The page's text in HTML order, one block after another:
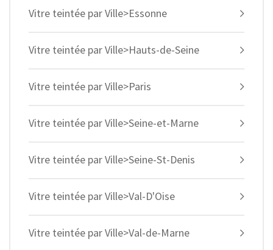
Vitre teintée par Ville>Essonne
Vitre teintée par Ville>Hauts-de-Seine
Vitre teintée par Ville>Paris
Vitre teintée par Ville>Seine-et-Marne
Vitre teintée par Ville>Seine-St-Denis
Vitre teintée par Ville>Val-D'Oise
Vitre teintée par Ville>Val-de-Marne